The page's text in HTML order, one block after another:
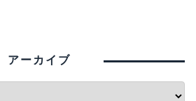
アーカイブ